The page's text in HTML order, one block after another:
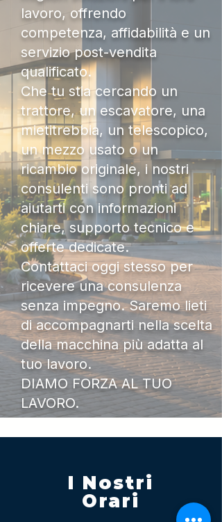
lavoro, offrendo
competenza, affidabilità e un
servizio post-vendita
qualificato.
Che tu stia cercando un
trattore, un escavatore, una
mietitrebbia, un telescopico,
un mezzo usato o un
ricambio originale, i nostri
consulenti sono pronti ad
aiutarti con informazioni
chiare, supporto tecnico e
offerte dedicate.
Contattaci oggi stesso per
ricevere una consulenza
senza impegno. Saremo lieti
di accompagnarti nella scelta
della macchina più adatta al
tuo lavoro.
DIAMO FORZA AL TUO
LAVORO.
I Nostri
Orari